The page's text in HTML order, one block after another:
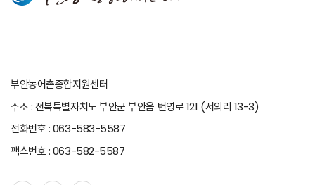
부안농어촌종합지원센터
주소 : 전북특별자치도 부안군 부안읍 번영로 121 (서외리 13-3)
전화번호 : 063-583-5587
팩스번호 : 063-582-5587